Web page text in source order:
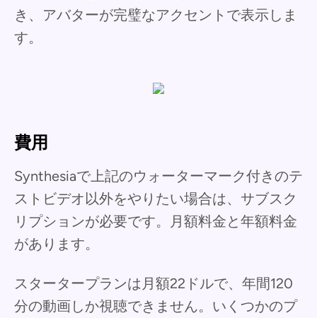
き、アバターが完璧なアクセントで表示しま
す。
費用
Synthesiaで上記のウォーターマーク付きのテ
ストビデオ以外をやりたい場合は、サブスク
リプションが必要です。月額料金と年額料金
があります。
スタータープランは月額22ドルで、年間120
分の動画しか視聴できません。いくつかのプ